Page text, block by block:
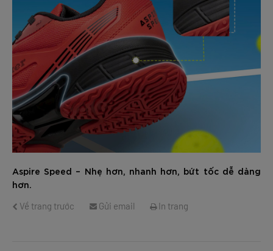
Aspire Speed – Nhẹ hơn, nhanh hơn, bứt tốc dễ dàng
hơn.
Về trang trước Gửi email In trang